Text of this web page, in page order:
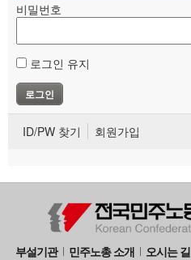
비밀번호
로그인 유지
ID/PW 찾기 회원가입
부설기관 민주노총 소개 오시는 길